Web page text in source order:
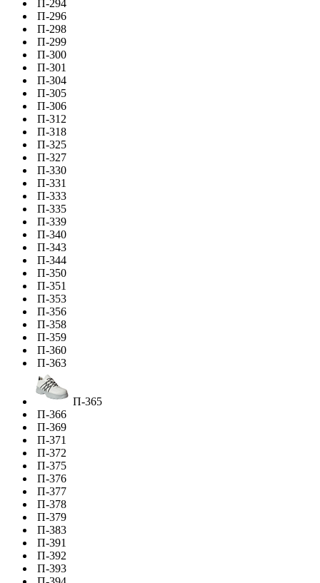
П-294
П-296
П-298
П-299
П-300
П-301
П-304
П-305
П-306
П-312
П-318
П-325
П-327
П-330
П-331
П-333
П-335
П-339
П-340
П-343
П-344
П-350
П-351
П-353
П-356
П-358
П-359
П-360
П-363
П-365
П-366
П-369
П-371
П-372
П-375
П-376
П-377
П-378
П-379
П-383
П-391
П-392
П-393